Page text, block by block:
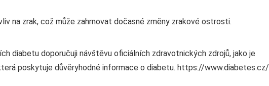
na zrak, což může zahrnovat dočasné změny zrakové ostrosti.
diabetu doporučuji návštěvu oficiálních zdravotnických zdrojů, jako je
poskytuje důvěryhodné informace o diabetu. https://www.diabetes.cz/